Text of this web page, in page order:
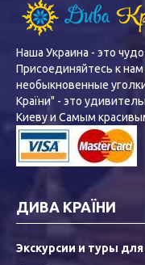
Наша Украина - это
Присоединяйтесь к
необыкновенные
Країни" - это
Киеву и Самым
ДИВА КРАЇНИ
Экскурсии и туры